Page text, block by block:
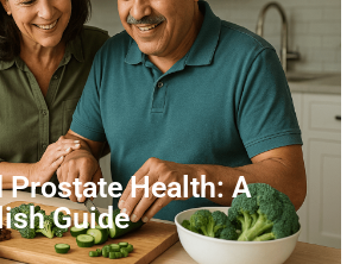
Prostate Health: A
Guide